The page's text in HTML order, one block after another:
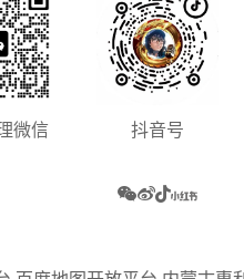
微信 抖音号